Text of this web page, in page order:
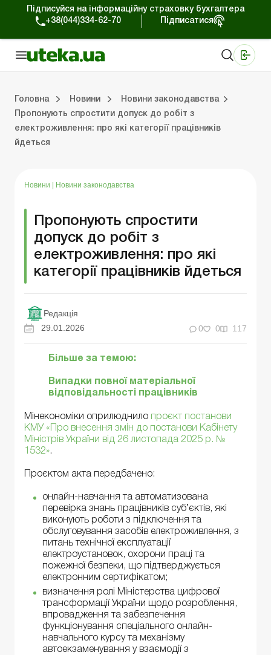
Підписуйся на інформаційну страховку бухгалтера
+38(044)334-62-70
Підписатися
Головна Новини
Новини законодавства
Пропонують спростити допуск до робіт з
електроживлення: про які категорії працівників
йдеться
Новини Новини законодавства
Пропонують спростити
допуск до робіт з
електроживлення: про які
категорії працівників йдеться
Редакція
29.01.2026
0 0 117
Більше за темою:
Випадки повної матеріальної
відповідальності працівників
Мінекономіки оприлюднило проєкт постанови
КМУ «Про внесення змін до постанови Кабінету
Міністрів України від 26 листопада 2025 р. №
1532».
Проєктом акта передбачено:
онлайн-навчання та автоматизована
перевірка знань працівників суб’єктів, які
виконують роботи з підключення та
обслуговування засобів електроживлення, з
питань технічної експлуатації
електроустановок, охорони праці та
пожежної безпеки, що підтверджується
електронним сертифікатом;
визначення ролі Міністерства цифрової
трансформації України щодо розроблення,
впровадження та забезпечення
функціонування спеціального онлайн-
навчального курсу та механізму
автоекзаменування у взаємодії з